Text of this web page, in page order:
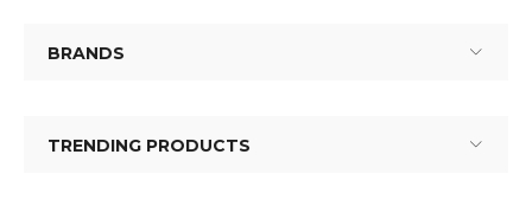
BRANDS
TRENDING PRODUCTS